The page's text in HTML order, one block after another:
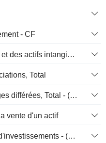
- CF
Dépréciation du goodwill et des actifs intangibles
Total
Amortissement des charges différées, Total - (CF)
vente d'un actif
(Gain) perte sur la vente d'investissements - (CF)